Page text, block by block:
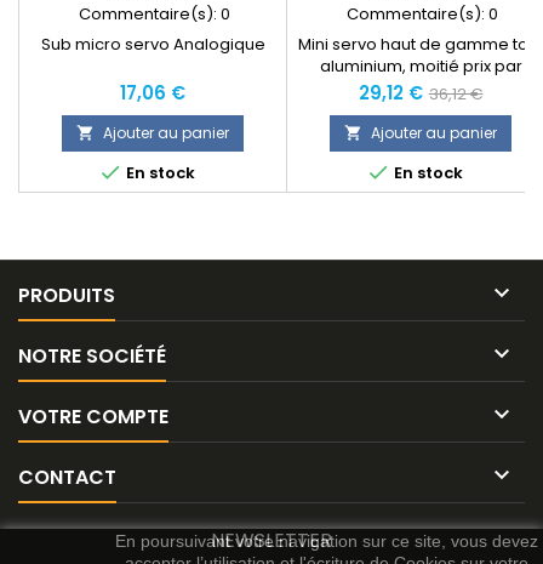
Commentaire(s): 0
Sub micro servo Analogique
Prix
17,06 €
 Ajouter au panier
 En stock
Commentaire(s): 0
Mini servo haut de gamme tout
aluminium, moitié prix par
rapport aux équivalents de la
concurrence.
Prix
29,12 € Prix
normal
36,12 €
 Ajouter au panier
 En stock
PRODUITS 
NOTRE SOCIÉTÉ 
VOTRE COMPTE 
CONTACT 
En poursuivant votre navigation sur ce site, vous devez
NEWSLETTER